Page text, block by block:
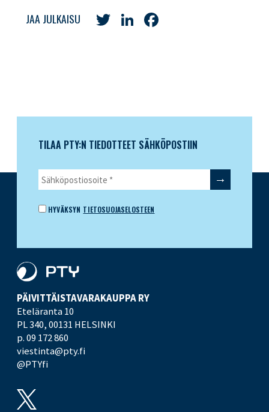
JAA JULKAISU TwitterLinkedIn
TILAA PTY:N TIEDOTTEET SÄHKÖPOSTIIN
HYVÄKSYN TIETOSUOJASELOSTEEN
PÄIVITTÄISTAVARA­KAUPPA RY
Eteläranta 10
PL 340,00131 HELSINKI
p. 09 172 860
viestinta@pty.fi
@PTYfi